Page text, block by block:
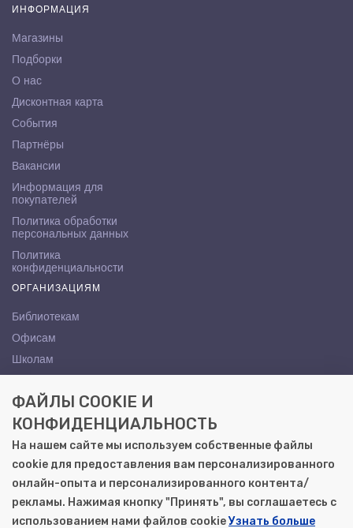
ИНФОРМАЦИЯ
Магазины
Подборки
О нас
Дисконтная карта
События
Партнёры
Вакансии
Информация для
покупателей
Политика обработки
персональных данных
Политика
конфиденциальности
ОРГАНИЗАЦИЯМ
Библиотекам
Офисам
Школам
КОНТАКТЫ
Саратов, ул. Осипова, 10А
+7 (8452) 72-65-65
gemera@moya-kniga.ru
ФАЙЛЫ COOKIE И
КОНФИДЕНЦИАЛЬНОСТЬ
На нашем сайте мы используем собственные файлы
cookie для предоставления вам персонализированного
онлайн-опыта и персонализированного контента/
рекламы. Нажимая кнопку "Принять", вы соглашаетесь с
использованием нами файлов cookieУзнать больше